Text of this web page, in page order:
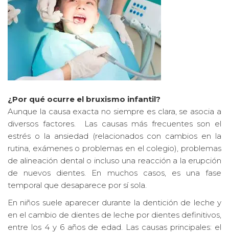
¿Por qué ocurre el bruxismo infantil?
Aunque la causa exacta no siempre es clara, se asocia a
diversos factores. Las causas más frecuentes son el
estrés o la ansiedad (relacionados con cambios en la
rutina, exámenes o problemas en el colegio), problemas
de alineación dental o incluso una reacción a la erupción
de nuevos dientes. En muchos casos, es una fase
temporal que desaparece por sí sola.
En niños suele aparecer durante la dentición de leche y
en el cambio de dientes de leche por dientes definitivos,
entre los 4 y 6 años de edad. Las causas principales: el